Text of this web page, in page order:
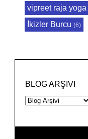
vipreet raja yoga
İkizler Burcu (6)
BLOG ARŞIVI